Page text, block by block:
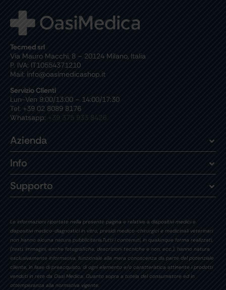
Tecmed srl
Via Mauro Macchi, 8 – 20124 Milano, Italia
P. IVA: IT10554371210
Mail: info@oasimedicashop.it
Servizio Clienti
Lun-Ven 9:00/13:00 – 14:00/17:30
Tel: +39 02 8089 8176
Whatsapp: +39 375 933 8426
Azienda
Info
Supporto
Le informazioni riportate nella presente pagina e relative a dispositivi medici e
dispositivi medico-diagnostici in vitro, presidi medico-chirurgici e medicinali veterinari
non hanno alcuna natura pubblicitaria.Tutti i contenuti, in qualunque forma realizzati,
(testi, immagini, anche fotografiche, descrizioni tecniche e non, ecc.), hanno natura
esclusivamente informativa, funzionale alla mera conoscenza da parte del potenziale
cliente, in fase di preacquisto, di ogni elemento e/o caratteristica attinente i prodotti
venduti in rete da Oasi Medica. Quanto sopra a tutela del consumatore ed in
ottemperanza alla normativa vigente.